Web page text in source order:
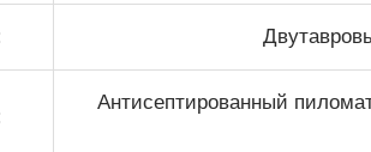
Антисептированный